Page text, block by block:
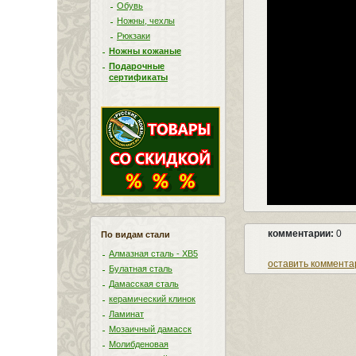
Обувь
Ножны, чехлы
Рюкзаки
Ножны кожаные
Подарочные
сертификаты
По видам стали
Алмазная сталь - ХВ5
Булатная сталь
Дамасская сталь
керамический клинок
Ламинат
Мозаичный дамасск
Молибденовая
комментарии: 0
оставить